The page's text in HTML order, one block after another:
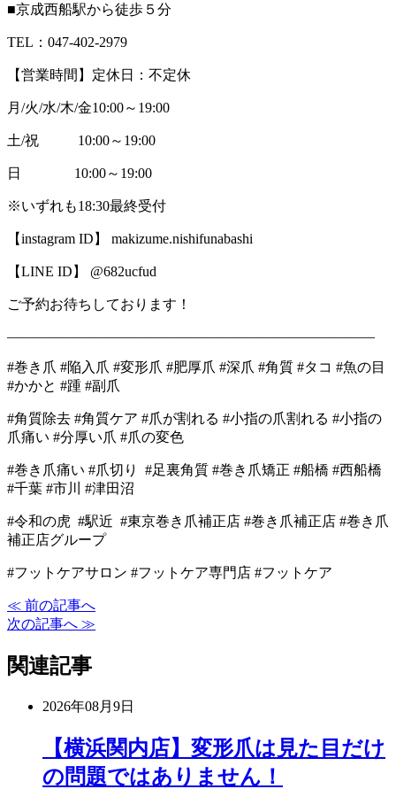
■京成西船駅から徒歩５分
TEL：047-402-2979
【営業時間】定休日：不定休
月/火/水/木/金10:00～19:00
土/祝 10:00～19:00
日 10:00～19:00
※いずれも18:30最終受付
【instagram ID】 makizume.nishifunabashi
【LINE ID】 @682ucfud
ご予約お待ちしております！
――――――――――――――――――――――――――
#巻き爪 #陥入爪 #変形爪 #肥厚爪 #深爪 #角質 #タコ #魚の目
#かかと #踵 #副爪
#角質除去 #角質ケア #爪が割れる #小指の爪割れる #小指の
爪痛い #分厚い爪 #爪の変色
#巻き爪痛い #爪切り #足裏角質 #巻き爪矯正 #船橋 #西船橋
#千葉 #市川 #津田沼
#令和の虎 #駅近 #東京巻き爪補正店 #巻き爪補正店 #巻き爪
補正店グループ
#フットケアサロン #フットケア専門店 #フットケア
≪ 前の記事へ
次の記事へ ≫
関連記事
2026年08月9日
【横浜関内店】変形爪は見た目だけ
の問題ではありません！